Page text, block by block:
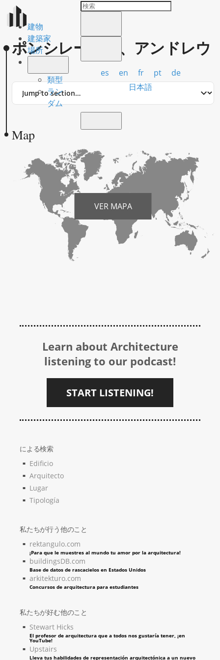
建物
建築家
場所
類型
ラン
ダム
es en fr pt
de
日本語
ポンシレーナス、アンドレウ
Jump
Map
VER MAPA
Learn about Architecture
listening to our podcast!
START LISTENING!
による検索
Edificio
Arquitecto
Lugar
Tipología
私たちが行う他のこと
rektangulo.com
¡Para que le muestres al mundo tu amor por la arquitectura!
buildingsDB.com
Base de datos de rascacielos en Estados Unidos
arkitekturo.com
Concursos de arquitectura para estudiantes
私たちが好む他のこと
Stewart Hicks
El profesor de arquitectura que a todos nos gustaría tener, ¡en
YouTube!
Upstairs
Lleva tus habilidades de representación arquitectónica a un nuevo